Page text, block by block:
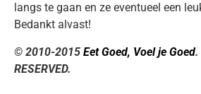
langs te gaan en ze eventueel een
Bedankt alvast!
© 2010-2015 Eet Goed, Voel je Goed.
RESERVED.